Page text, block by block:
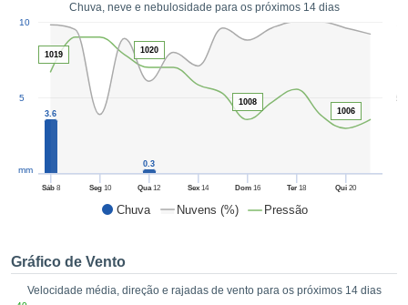
fornecer-
botão
todos os
ou
no
como
um perfil
CONTINUAR
CONFIGURAÇÕES
Chuva, neve e nebulosidade para os próximos 14 dias
Chuva Nuvens (%) Pressão
50
Sáb8 Seg10 Qua12 Sex 14 Dom16 Ter 18 Qui 20
5
10
mm
3.6
0.3
1019 1020
1008
1006
Gráfico de Vento
Velocidade média, direção e rajadas de vento para os próximos 14 dias